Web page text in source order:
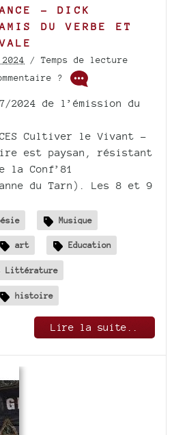
- DICK
DU VERBE ET
/ Temps de lecture
?
2024 de l’émission du
Cultiver le Vivant -
est paysan, résistant
la Conf’81
du Tarn). Les 8 et 9
Musique
art Education
Littérature
histoire
Lire la suite..